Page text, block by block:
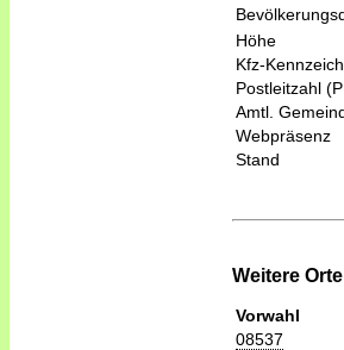
Höhe
Kfz-
Postleitzahl
Amtl.
Webpräsenz
Stand
Weitere
Vorwahl
08537